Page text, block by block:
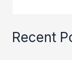
Recent